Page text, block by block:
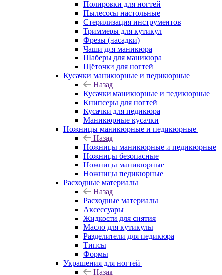
Полировки для ногтей
Пылесосы настольные
Стерилизация инструментов
Триммеры для кутикул
Фрезы (насадки)
Чаши для маникюра
Шаберы для маникюра
Щёточки для ногтей
Кусачки маникюрные и педикюрные
Назад
Кусачки маникюрные и педикюрные
Книпсеры для ногтей
Кусачки для педикюра
Маникюрные кусачки
Ножницы маникюрные и педикюрные
Назад
Ножницы маникюрные и педикюрные
Ножницы безопасные
Ножницы маникюрные
Ножницы педикюрные
Расходные материалы
Назад
Расходные материалы
Аксессуары
Жидкости для снятия
Масло для кутикулы
Разделители для педикюра
Типсы
Формы
Украшения для ногтей
Назад